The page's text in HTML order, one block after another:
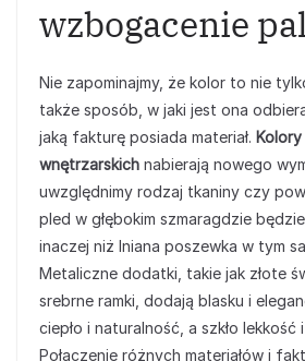
wzbogacenie
Nie zapominajmy, że kolor to nie
także sposób, w jaki jest ona
jaką fakturę posiada materiał.
wnętrzarskich nabierają nowego
uwzględnimy rodzaj tkaniny czy
pled w głębokim szmaragdzie
inaczej niż lniana poszewka w tym
Metaliczne dodatki, takie jak złote
srebrne ramki, dodają blasku i
ciepło i naturalność, a szkło
Połączenie różnych materiałów i